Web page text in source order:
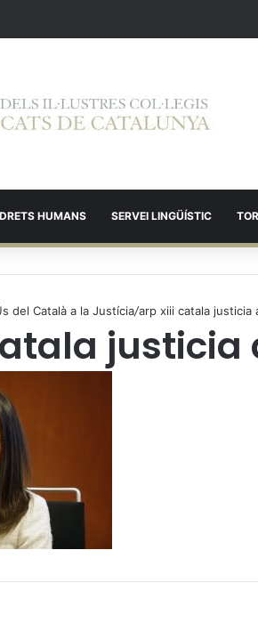
DRETS HUMANS SERVEI LINGÜÍSTIC
del Català a la Justícia/arp xiii catala justicia
justicia